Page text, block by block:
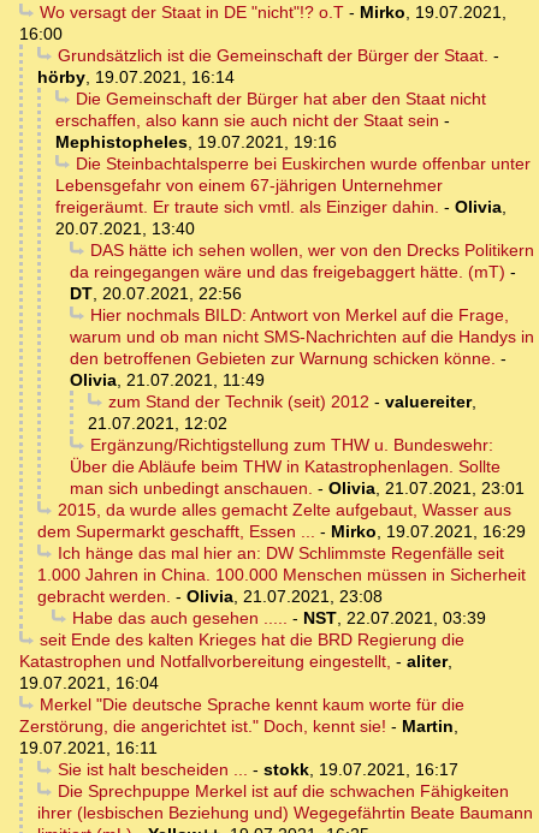
Wo versagt der Staat in DE "nicht"!? o.T- Mirko
19.07.2021,
16:00
Grundsätzlich ist die Gemeinschaft der Bürger der Staat. -
hörby 19.07.2021, 16:14
Die Gemeinschaft der Bürger hat aber den Staat nicht
erschaffen, also kann sie auch nicht der Staat sein -
Mephistopheles 19.07.2021, 19:16
Die Steinbachtalsperre bei Euskirchen wurde offenbar unter
Lebensgefahr von einem 67-jährigen Unternehmer
freigeräumt. Er traute sich vmtl. als Einziger dahin. - Olivia
20.07.2021, 13:40
DAS hätte ich sehen wollen, wer von den Drecks Politikern
da reingegangen wäre und das freigebaggert hätte. (mT) -
DT 20.07.2021, 22:56
Hier nochmals BILD: Antwort von Merkel auf die Frage,
warum und ob man nicht SMS-Nachrichten auf die Handys in
den betroffenen Gebieten zur Warnung schicken könne. -
Olivia 21.07.2021, 11:49
zum Stand der Technik (seit) 2012 - valuereiter,
21.07.2021, 12:02
Ergänzung/Richtigstellung zum THW u. Bundeswehr:
Über die Abläufe beim THW in Katastrophenlagen. Sollte
man sich unbedingt anschauen. - Olivia 21.07.2021, 23:01
2015, da wurde alles gemacht Zelte aufgebaut, Wasser aus
dem Supermarkt geschafft, Essen ...
- Mirko
19.07.2021, 16:29
Ich hänge das mal hier an: DW Schlimmste Regenfälle seit
1.000 Jahren in China. 100.000 Menschen müssen in Sicherheit
gebracht werden. - Olivia 21.07.2021, 23:08
Habe das auch gesehen .....
- NST, 22.07.2021, 03:39
seit Ende des kalten Krieges hat die BRD Regierung die
Katastrophen und Notfallvorbereitung eingestellt, - aliter,
19.07.2021, 16:04
Merkel "Die deutsche Sprache kennt kaum worte für die
Zerstörung, die angerichtet ist." Doch, kennt sie! - Martin
19.07.2021, 16:11
Sie ist halt bescheiden ...
- stokk, 19.07.2021, 16:17
Die Sprechpuppe Merkel ist auf die schwachen Fähigkeiten
ihrer (lesbischen Beziehung und) Wegegefährtin Beate Baumann